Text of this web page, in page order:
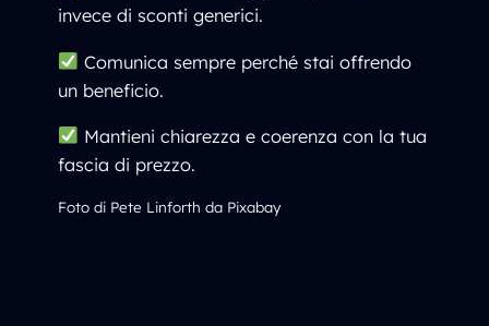
invece di sconti generici.
Comunica sempre perché stai offrendo
un beneficio.
Mantieni chiarezza e coerenza con la tua
fascia di prezzo.
Foto di Pete Linforth da Pixabay